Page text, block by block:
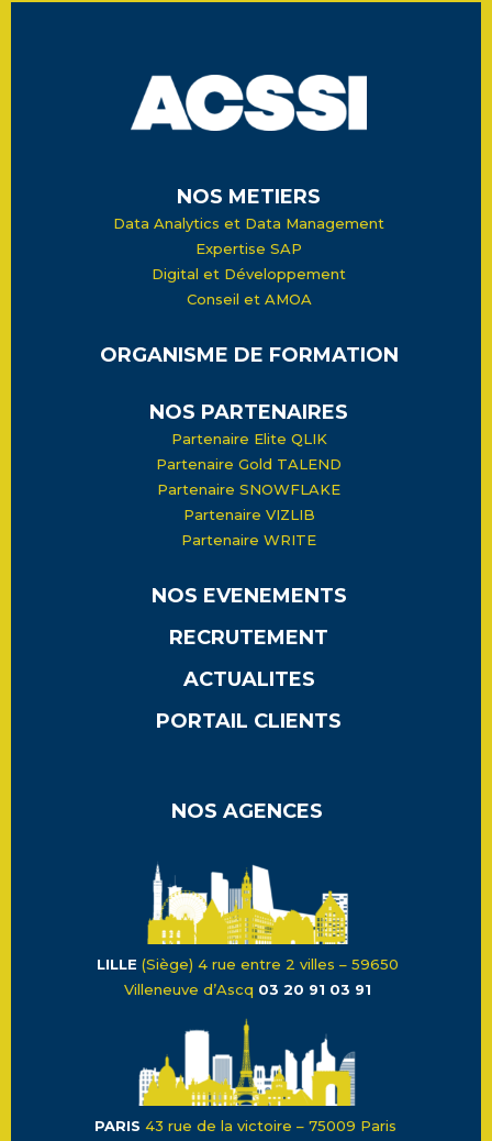
NOS METIERS
Data Analytics et Data Management
Expertise SAP
Digital et Développement
Conseil et AMOA
ORGANISME DE FORMATION
NOS PARTENAIRES
Partenaire Elite QLIK
Partenaire Gold TALEND
Partenaire SNOWFLAKE
Partenaire VIZLIB
Partenaire WRITE
NOS EVENEMENTS
RECRUTEMENT
ACTUALITES
PORTAIL CLIENTS
NOS AGENCES
LILLE (Siège) 4 rue entre 2 villes – 59650
Villeneuve d’Ascq 03 20 91 03 91
PARIS 43 rue de la victoire – 75009 Paris